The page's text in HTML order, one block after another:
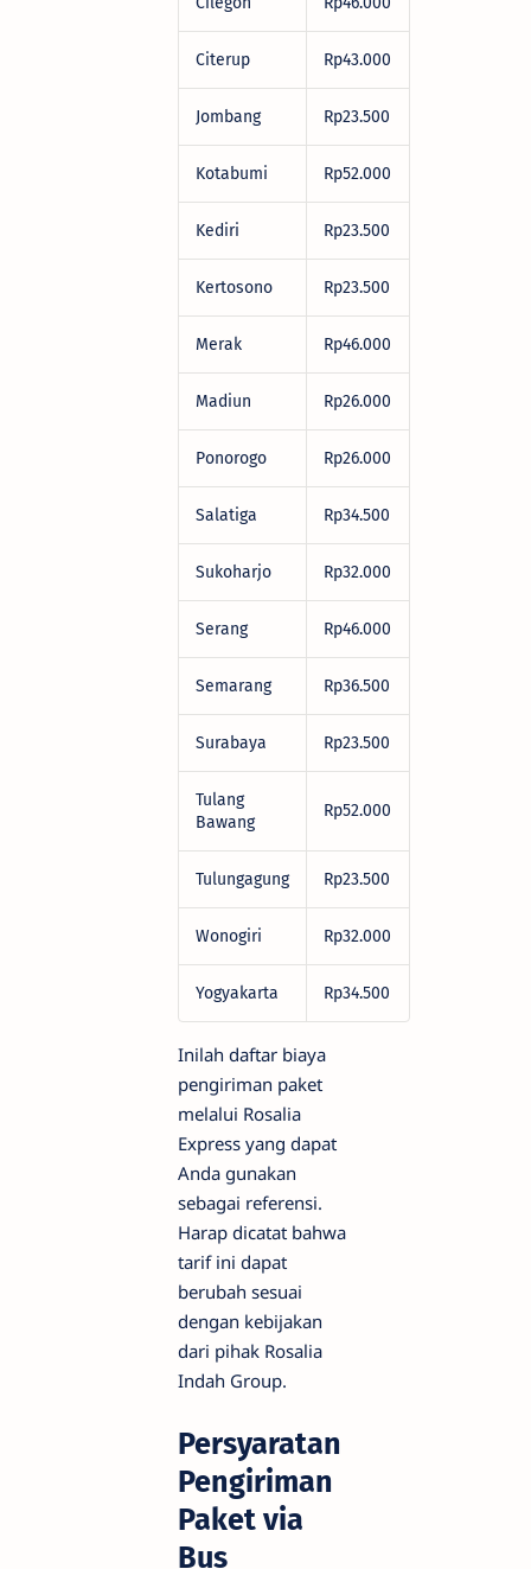
Citerup Rp43.000
Jombang Rp23.500
Kotabumi Rp52.000
Kediri Rp23.500
Kertosono Rp23.500
Merak Rp46.000
Madiun Rp26.000
Ponorogo Rp26.000
Salatiga Rp34.500
Sukoharjo Rp32.000
Serang Rp46.000
Semarang Rp36.500
Surabaya Rp23.500
Tulang
Bawang
Rp52.000
Tulungagung Rp23.500
Wonogiri Rp32.000
Yogyakarta Rp34.500
Inilah daftar biaya
pengiriman paket
melalui Rosalia
Express yang dapat
Anda gunakan
sebagai referensi.
Harap dicatat bahwa
tarif ini dapat
berubah sesuai
dengan kebijakan
dari pihak Rosalia
Indah Group.
Persyaratan
Pengiriman
Paket via
Bus